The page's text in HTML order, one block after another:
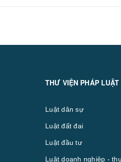
THƯ VIỆN PHÁP LUẬT
Luật dân sự
Luật đất đai
Luật đầu tư
Luật doanh nghiệp -